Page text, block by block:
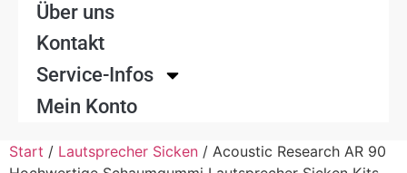
Über uns
Kontakt
Service-Infos
Mein Konto
Start / Lautsprecher Sicken / Acoustic Research AR 90